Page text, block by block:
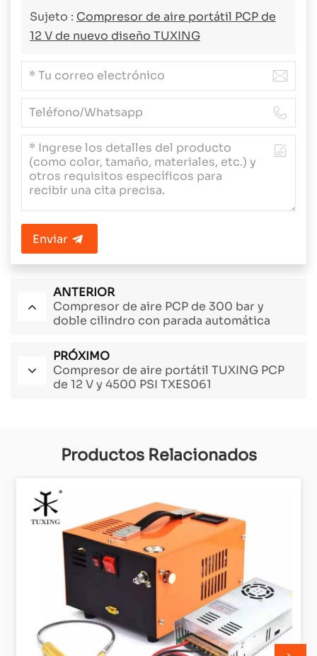
Sujeto : Compresor de aire portátil PCP de
12 V de nuevo diseño TUXING
Enviar
ANTERIOR
Compresor de aire PCP de 300 bar y
doble cilindro con parada automática
PRÓXIMO
Compresor de aire portátil TUXING PCP
de 12 V y 4500 PSI TXES061
Productos Relacionados